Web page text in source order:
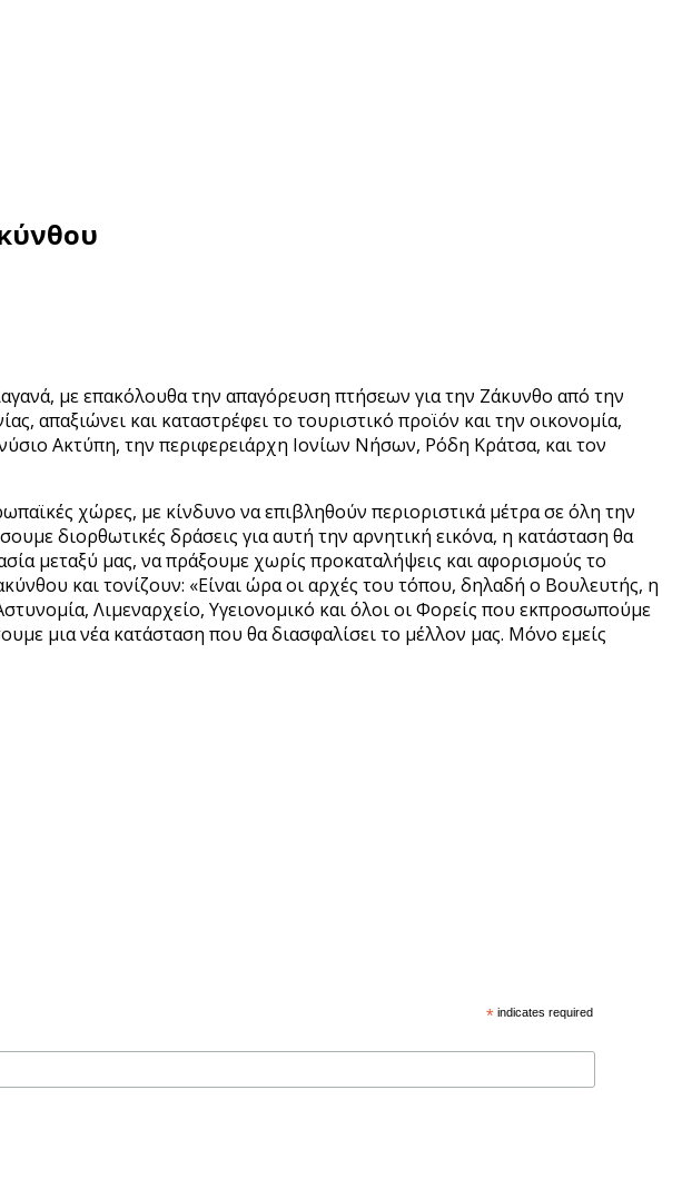
με επακόλουθα την απαγόρευση πτήσεων για την Ζάκυνθο από την
απαξιώνει και καταστρέφει το τουριστικό προϊόν και την οικονομία,
Ακτύπη, την περιφερειάρχη Ιονίων Νήσων, Ρόδη Κράτσα, και τον
χώρες, με κίνδυνο να επιβληθούν περιοριστικά μέτρα σε όλη την
διορθωτικές δράσεις για αυτή την αρνητική εικόνα, η κατάσταση θα
μεταξύ μας, να πράξουμε χωρίς προκαταλήψεις και αφορισμούς το
και τονίζουν: «Είναι ώρα οι αρχές του τόπου, δηλαδή ο Βουλευτής, η
Λιμεναρχείο, Υγειονομικό και όλοι οι Φορείς που εκπροσωπούμε
μια νέα κατάσταση που θα διασφαλίσει το μέλλον μας. Μόνο εμείς
* indicates required